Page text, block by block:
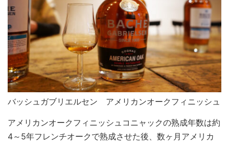
バッシュガブリエルセン アメリカンオークフィニッシュ
アメリカンオークフィニッシュコニャックの熟成年数は約
4～5年フレンチオークで熟成させた後、数ヶ月アメリカ